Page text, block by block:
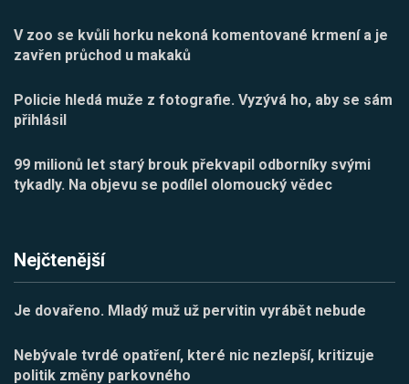
V zoo se kvůli horku nekoná komentované krmení a je
zavřen průchod u makaků
Policie hledá muže z fotografie. Vyzývá ho, aby se sám
přihlásil
99 milionů let starý brouk překvapil odborníky svými
tykadly. Na objevu se podílel olomoucký vědec
Nejčtenější
Je dovařeno. Mladý muž už pervitin vyrábět nebude
Nebývale tvrdé opatření, které nic nezlepší, kritizuje
politik změny parkovného